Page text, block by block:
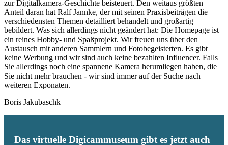
zur Digitalkamera-Geschichte beisteuert. Den weitaus größten
Anteil daran hat Ralf Jannke, der mit seinen Praxisbeiträgen die
verschiedensten Themen detailliert behandelt und großartig
bebildert. Was sich allerdings nicht geändert hat: Die Homepage ist
ein reines Hobby- und Spaßprojekt. Wir freuen uns über den
Austausch mit anderen Sammlern und Fotobegeisterten. Es gibt
keine Werbung und wir sind auch keine bezahlten Influencer. Falls
Sie allerdings noch eine spannene Kamera herumliegen haben, die
Sie nicht mehr brauchen - wir sind immer auf der Suche nach
weiteren Exponaten.
Boris Jakubaschk
Das virtuelle Digicammuseum gibt es jetzt auch